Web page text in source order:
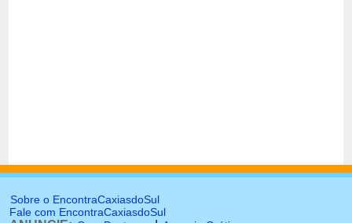
Sobre o EncontraCaxiasdoSul
Fale com EncontraCaxiasdoSul